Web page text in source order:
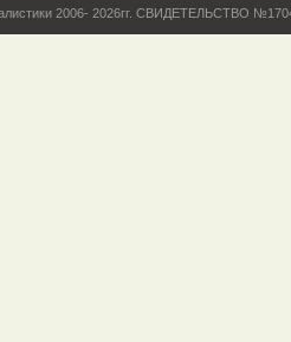
2006- 2026гг. СВИДЕТЕЛЬСТВО